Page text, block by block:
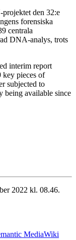
den 32:e
forensiska
centrala
DNA-analys, trots
interim report
key pieces of
subjected to
being available since
2022 kl. 08.46.
MediaWiki